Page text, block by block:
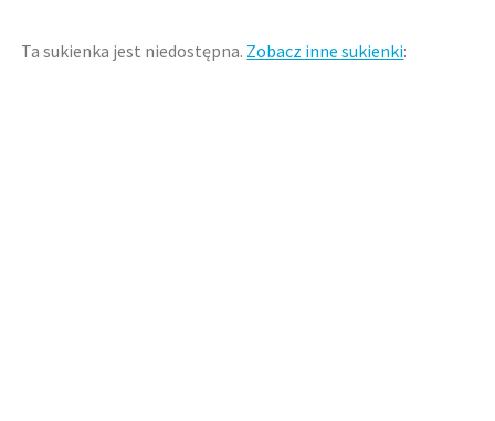
Ta sukienka jest niedostępna. Zobacz inne sukienki: